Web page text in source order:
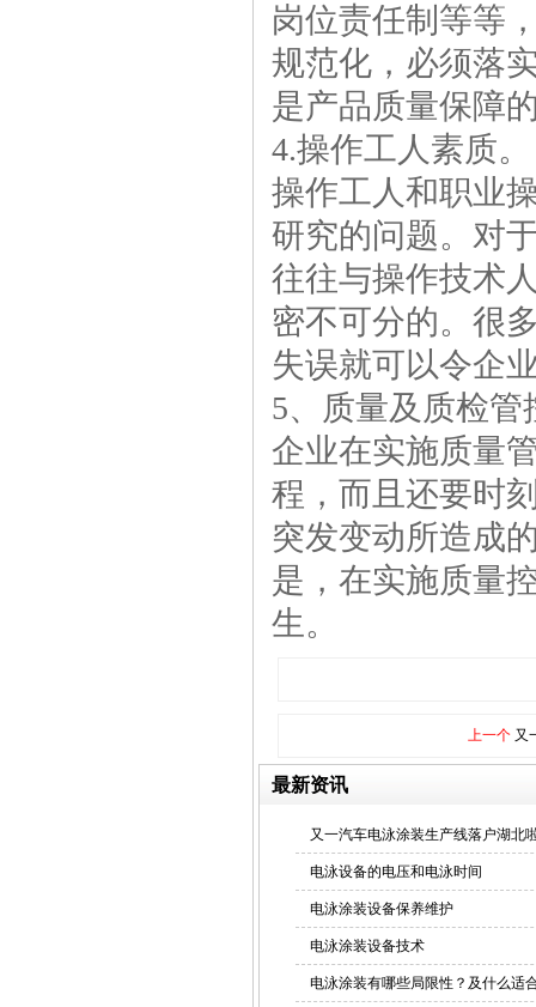
岗位责任制等等
规范化，必须落
是产品质量保障
4.操作工人素质。
操作工人和职业
研究的问题。对
往往与操作技术
密不可分的。很
失误就可以令企
5、质量及质检管
企业在实施质量
程，而且还要时
突发变动所造成
是，在实施质量
生。
上一个 又
最新资讯
又一汽车电泳涂装生产线落户湖北
电泳设备的电压和电泳时间
电泳涂装设备保养维护
电泳涂装设备技术
电泳涂装有哪些局限性？及什么适